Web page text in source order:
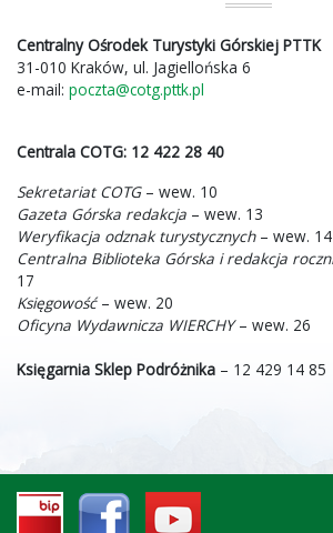
Centralny Ośrodek Turystyki Górskiej PTTK
31-010 Kraków, ul. Jagiellońska 6
e-mail: poczta@cotg.pttk.pl
Centrala COTG: 12 422 28 40
Sekretariat COTG– wew. 10
Gazeta Górska redakcja – wew. 13
Weryfikacja odznak turystycznych– wew. 14
Centralna Biblioteka Górska i redakcja
17
Księgowość– wew. 20
Oficyna Wydawnicza WIERCHY– wew. 26
Księgarnia Sklep Podróżnika – 12 429 14 85